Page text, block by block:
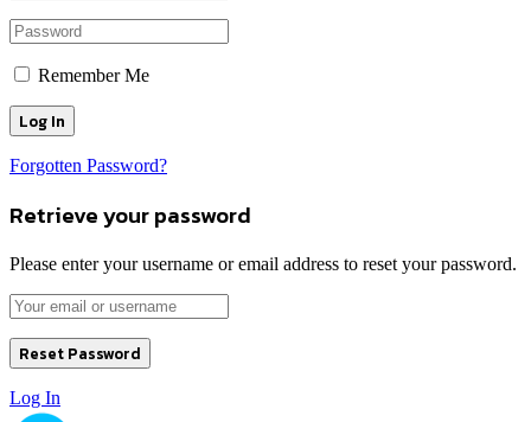
Remember Me
Forgotten Password?
Retrieve your password
Please enter your username or email address to reset your password.
Log In